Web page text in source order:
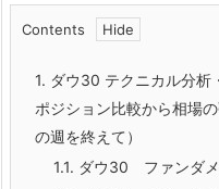
Contents
1. ダウ30 テクニカル分析
ポジション比較から相場
の週を終えて）
1.1. ダウ30 ファンダメ